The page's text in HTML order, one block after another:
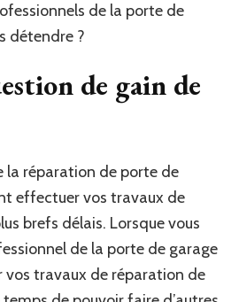
de la porte de
détendre ?
de gain de
la réparation de porte de
effectuer vos travaux de
brefs délais. Lorsque vous
de la porte de garage
vos travaux de réparation de